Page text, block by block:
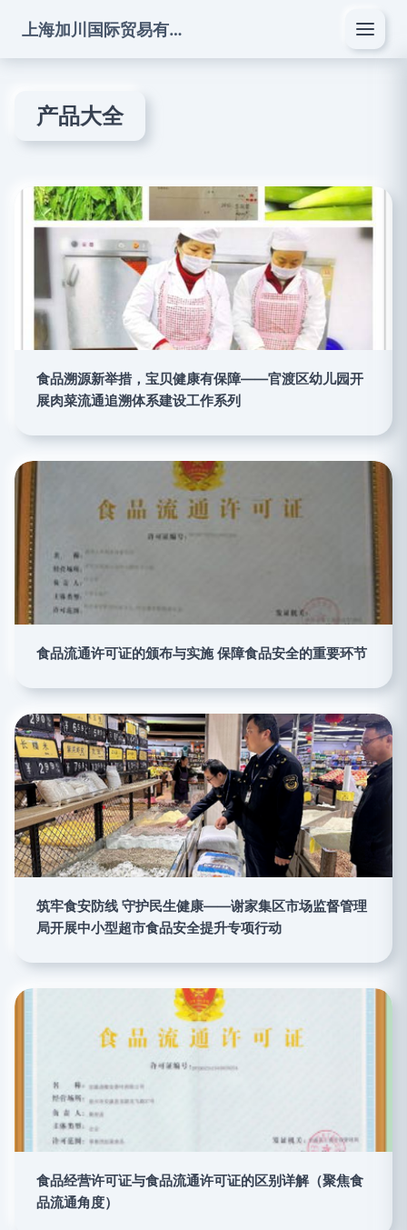
上海加川国际贸易有限公司
产品大全
食品溯源新举措，宝贝健康有保障——官渡区幼儿园开
展肉菜流通追溯体系建设工作系列
食品流通许可证的颁布与实施 保障食品安全的重要环节
筑牢食安防线 守护民生健康——谢家集区市场监督管理
局开展中小型超市食品安全提升专项行动
食品经营许可证与食品流通许可证的区别详解（聚焦食
品流通角度）